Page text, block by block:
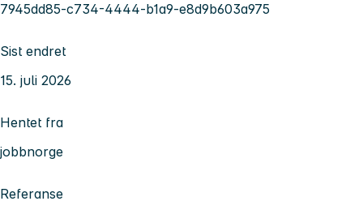
7945dd85-c734-4444-b1a9-e8d9b603a975
Sist endret
15. juli 2026
Hentet fra
jobbnorge
Referanse